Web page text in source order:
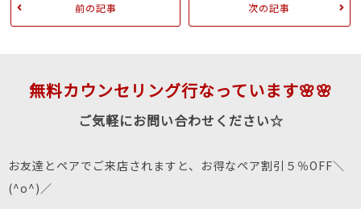
前の記事 次の記事
無料カウンセリング行なっています🌸🌸
ご気軽にお問い合わせください☆
お友達とペアでご来店されますと、お得なペア割引５％OFF＼
(^o^)／